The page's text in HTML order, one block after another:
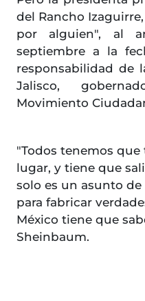
del Rancho
por alguien", al
septiembre a la
responsabilidad de
Jalisco,
Movimiento
"Todos tenemos que
lugar, y tiene que
solo es un asunto
para fabricar
México tiene que
Sheinbaum.